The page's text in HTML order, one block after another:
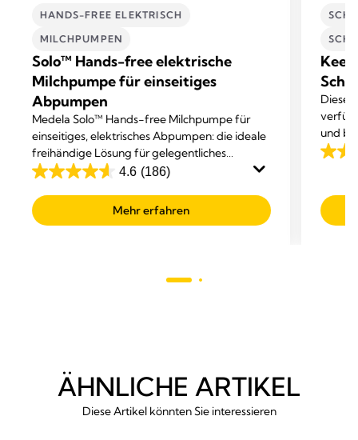
HANDS-FREE ELEKTRISCH
MILCHPUMPEN
Solo™ Hands-free elektrische
Milchpumpe für einseitiges
Abpumpen
Medela Solo™ Hands-free Milchpumpe für
einseitiges, elektrisches Abpumpen: die ideale
freihändige Lösung für gelegentliches
Abpumpen.
4.6 (186)
4.6
von
5
Mehr erfahren
Dieser
und
4.2
5
ÄHNLICHE ARTIKEL
Diese Artikel könnten Sie interessieren